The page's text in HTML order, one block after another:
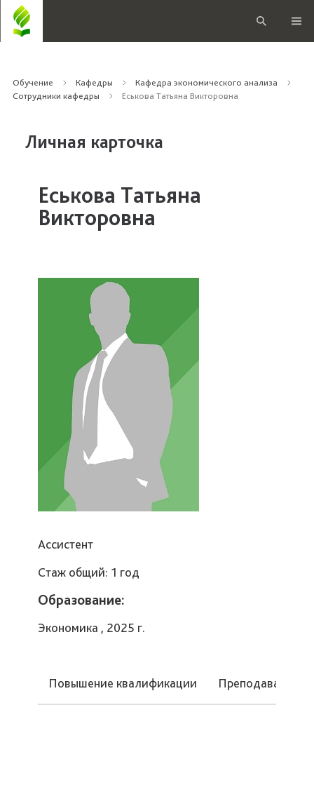
Обучение Кафедры
Кафедра экономического анализа
Сотрудники кафедры
Еськова Татьяна Викторовна
Личная карточка
Еськова Татьяна
Викторовна
Ассистент
Стаж общий: 1 год
Образование:
Экономика , 2025 г.
Повышение квалификации Преподаваемые